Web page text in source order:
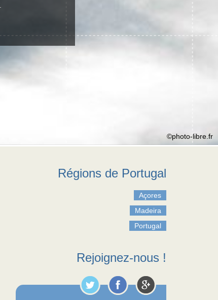
©photo-libre.fr
Régions de Portugal
Açores
Madeira
Portugal
Rejoignez-nous !